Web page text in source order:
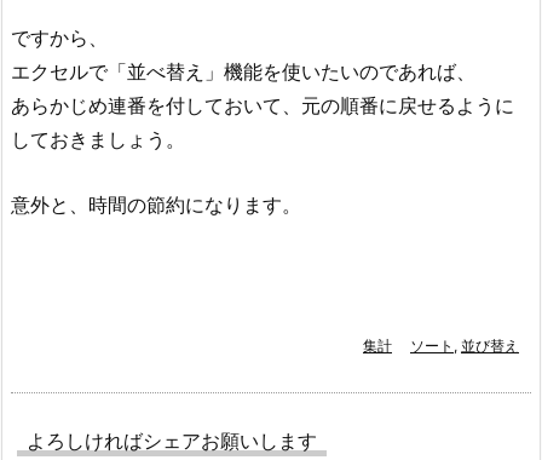
ですから、
エクセルで「並べ替え」機能を使いたいのであれば、
あらかじめ連番を付しておいて、元の順番に戻せるように
しておきましょう。
意外と、時間の節約になります。
集計 ソート , 並び替え
よろしければシェアお願いします